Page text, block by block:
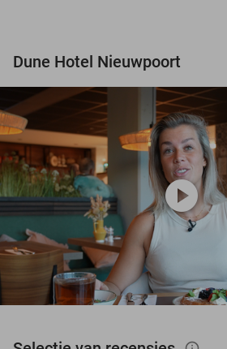
Dune Hotel Nieuwpoort
play_circle